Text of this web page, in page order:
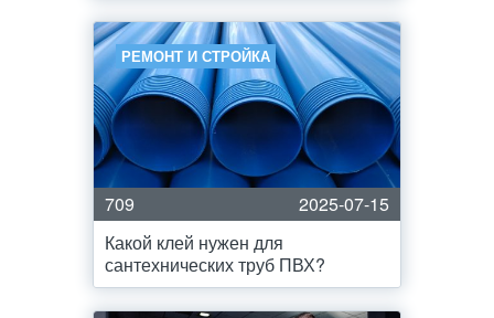
РЕМОНТ И СТРОЙКА
709
2025-07-15
Какой клей нужен для
сантехнических труб ПВХ?